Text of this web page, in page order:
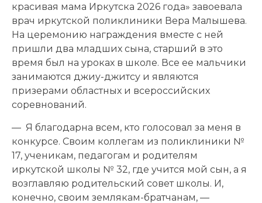
красивая мама Иркутска 2026 года» завоевала
врач иркутской поликлиники Вера Малышева.
На церемонию награждения вместе с ней
пришли два младших сына, старший в это
время был на уроках в школе. Все ее мальчики
занимаются джиу-джитсу и являются
призерами областных и всероссийских
соревнований.
— Я благодарна всем, кто голосовал за меня в
конкурсе. Своим коллегам из поликлиники №
17, ученикам, педагогам и родителям
иркутской школы № 32, где учится мой сын, а я
возглавляю родительский совет школы. И,
конечно, своим землякам-братчанам, —